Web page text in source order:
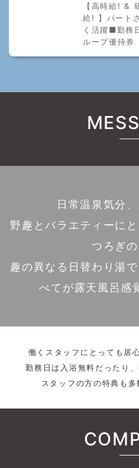
【高時給! &
給! 】パート
く活躍■勤務
ループ優待券
日常温泉気分
野趣とバラエティーに
つろぎの
趣の異なる日替わり湯
べてが露天風呂感
働くスタッフにとっても居
勤務日は入浴無料だったり
スタッフの方の特典も多